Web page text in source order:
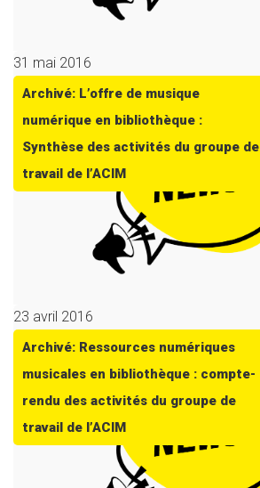
31 mai 2016
Archivé: L’offre de musique
numérique en bibliothèque :
Synthèse des activités du groupe de
travail de l’ACIM
23 avril 2016
Archivé: Ressources numériques
musicales en bibliothèque : compte-
rendu des activités du groupe de
travail de l’ACIM